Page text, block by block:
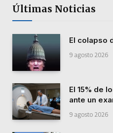
Últimas Noticias
El colapso
9 agosto 2026
El 15% de
ante un
9 agosto 2026